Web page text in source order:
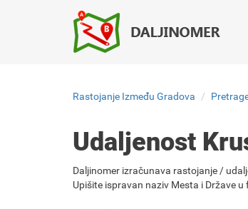
Rastojanje Između Gradova
Udaljenost
Daljinomer izračunava rastojanje /
Upišite ispravan naziv Mesta i Države